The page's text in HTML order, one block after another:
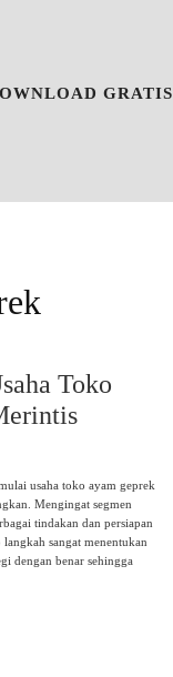
GRATIS
Toko
usaha toko ayam geprek
Mengingat segmen
tindakan dan persiapan
sangat menentukan
dengan benar sehingga